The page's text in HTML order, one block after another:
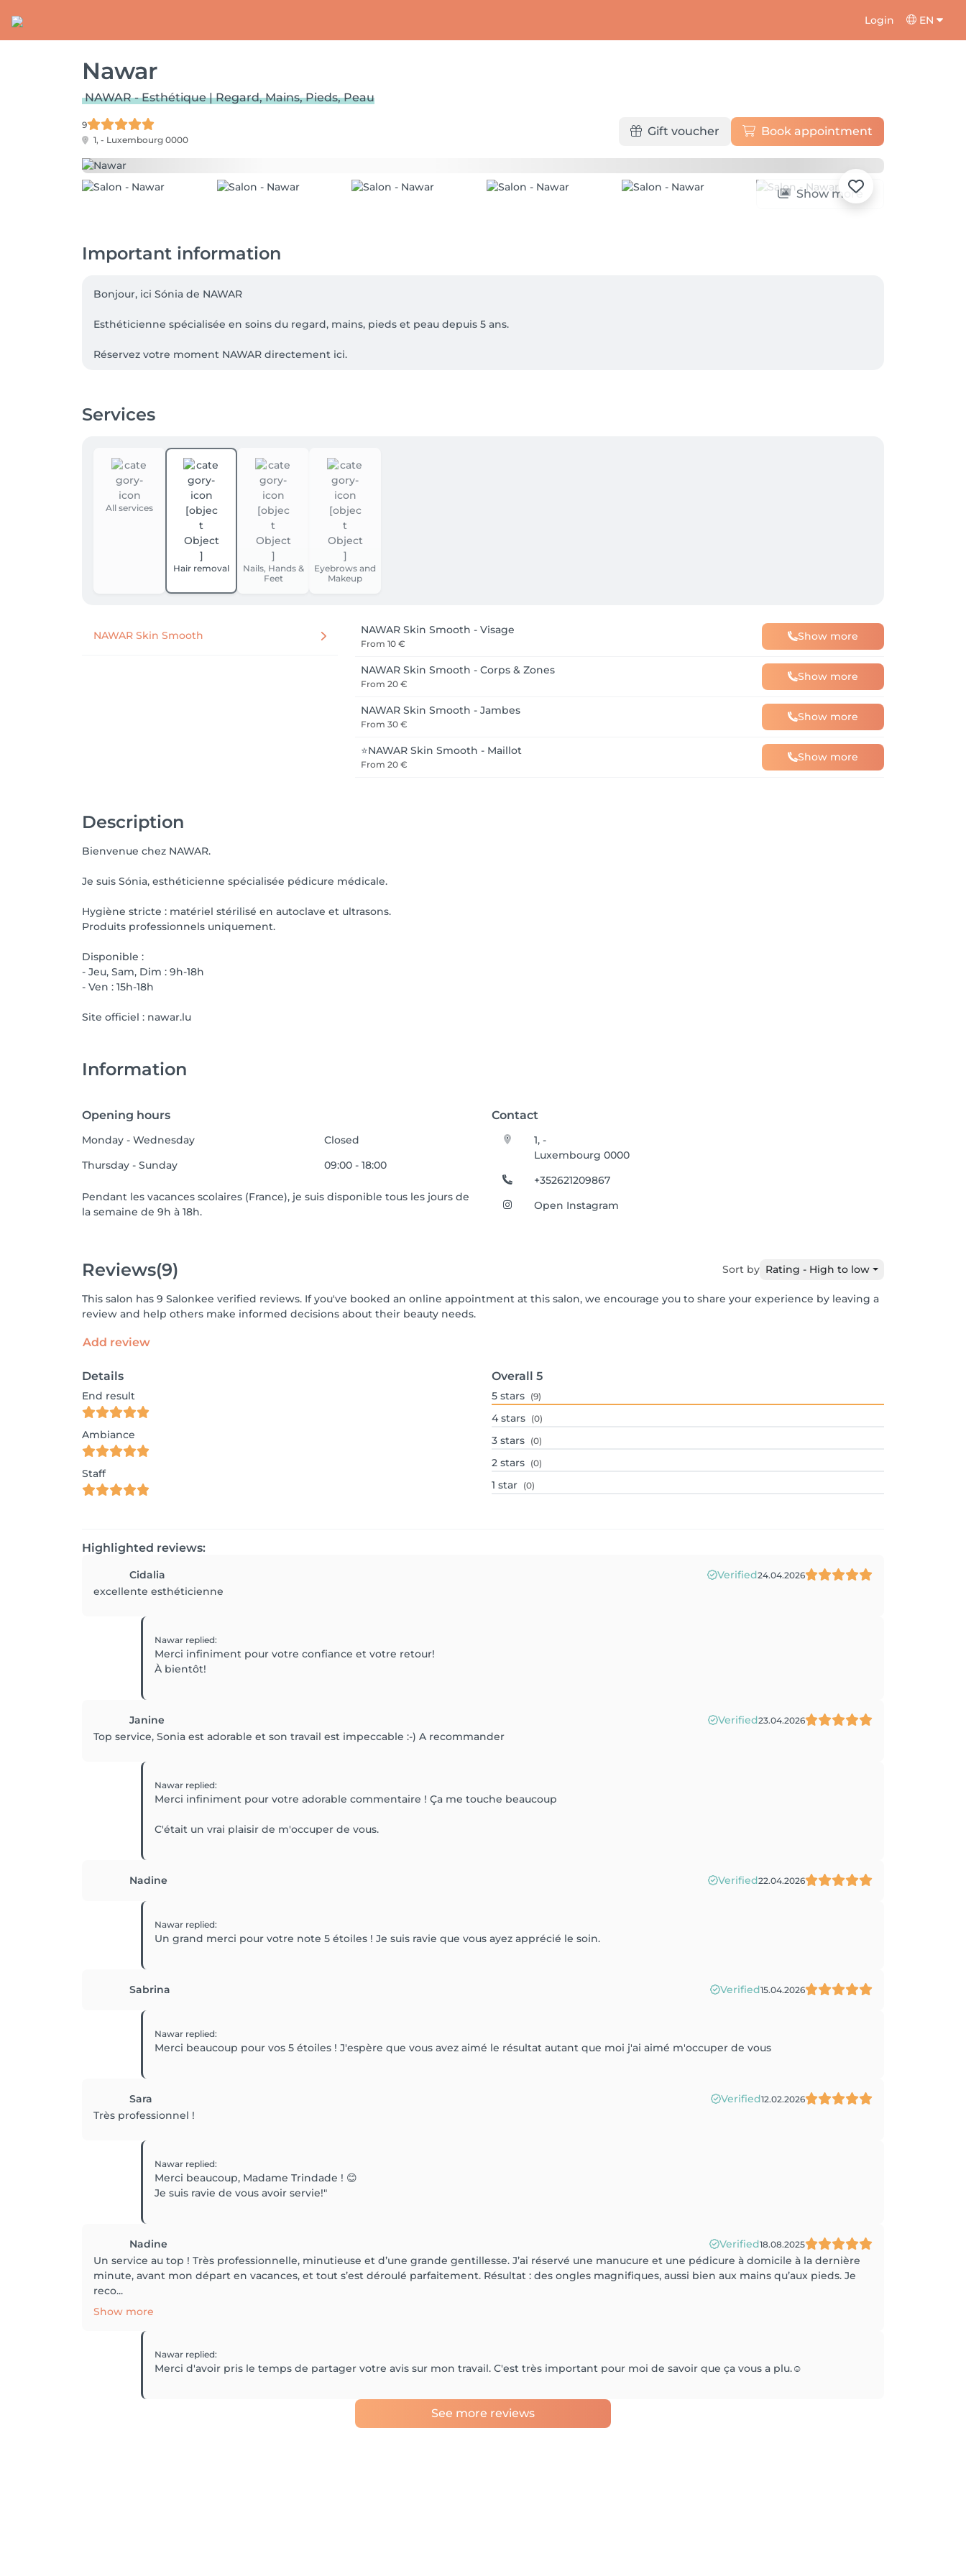
Login EN
Nawar
NAWAR - Esthétique | Regard, Mains, Pieds, Peau
9
1, - Luxembourg 0000
Gift voucher Book appointment
Show more
Important information
Bonjour, ici Sónia de NAWAR
Esthéticienne spécialisée en soins du regard, mains, pieds et peau depuis 5 ans.
Réservez votre moment NAWAR directement ici.
Services
All services
Hair removal
Nails, Hands &
Feet
Eyebrows and
Makeup
NAWAR Skin Smooth NAWAR Skin Smooth - Visage
From 10 €
Show more
NAWAR Skin Smooth - Corps & Zones
From 20 €
Show more
NAWAR Skin Smooth - Jambes
From 30 €
Show more
⭐NAWAR Skin Smooth - Maillot
From 20 €
Show more
Description
Bienvenue chez NAWAR.
Je suis Sónia, esthéticienne spécialisée pédicure médicale.
Hygiène stricte : matériel stérilisé en autoclave et ultrasons.
Produits professionnels uniquement.
Disponible :
- Jeu, Sam, Dim : 9h-18h
- Ven : 15h-18h
Site officiel : nawar.lu
Information
Opening hours Contact
Monday - Wednesday
Closed
Thursday - Sunday
09:00 - 18:00
Pendant les vacances scolaires (France), je suis disponible tous les jours de
la semaine de 9h à 18h.
1, -
Luxembourg 0000
+352621209867
Open Instagram
Reviews(9) Sort by Rating - High to low
This salon has 9 Salonkee verified reviews. If you've booked an online appointment at this salon, we encourage you to share your experience by leaving a
review and help others make informed decisions about their beauty needs.
Add review
Details
End result
Ambiance
Staff
Overall 5
5 stars (9)
4 stars (0)
3 stars (0)
2 stars (0)
1 star (0)
Highlighted reviews:
Cidalia Verified24.04.2026
excellente esthéticienne
Nawar replied:
Merci infiniment pour votre confiance et votre retour!
À bientôt!
Janine Verified23.04.2026
Top service, Sonia est adorable et son travail est impeccable :-) A recommander
Nawar replied:
Merci infiniment pour votre adorable commentaire ! Ça me touche beaucoup
C'était un vrai plaisir de m'occuper de vous.
Nadine Verified22.04.2026
Nawar replied:
Un grand merci pour votre note 5 étoiles ! Je suis ravie que vous ayez apprécié le soin.
Sabrina Verified15.04.2026
Nawar replied:
Merci beaucoup pour vos 5 étoiles ! J'espère que vous avez aimé le résultat autant que moi j'ai aimé m'occuper de vous
Sara Verified12.02.2026
Très professionnel !
Nawar replied:
Merci beaucoup, Madame Trindade ! 😊
Je suis ravie de vous avoir servie!"
Nadine Verified18.08.2025
Un service au top ! Très professionnelle, minutieuse et d’une grande gentillesse. J’ai réservé une manucure et une pédicure à domicile à la dernière
minute, avant mon départ en vacances, et tout s’est déroulé parfaitement. Résultat : des ongles magnifiques, aussi bien aux mains qu’aux pieds. Je
reco...
Show more
Nawar replied:
Merci d'avoir pris le temps de partager votre avis sur mon travail. C'est très important pour moi de savoir que ça vous a plu.☺️
See more reviews